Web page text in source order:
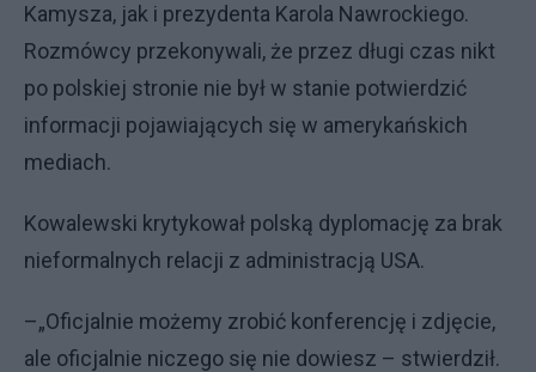
Kamysza, jak i prezydenta Karola Nawrockiego.
Rozmówcy przekonywali, że przez długi czas nikt
po polskiej stronie nie był w stanie potwierdzić
informacji pojawiających się w amerykańskich
mediach.
Kowalewski krytykował polską dyplomację za brak
nieformalnych relacji z administracją USA.
–„Oficjalnie możemy zrobić konferencję i zdjęcie,
ale oficjalnie niczego się nie dowiesz – stwierdził.